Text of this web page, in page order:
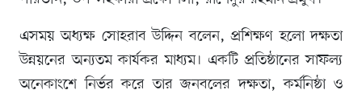
এসময় অধ্যক্ষ সোহরাব উদ্দিন বলেন, প্রশিক্ষণ হলো দক্ষতা
উন্নয়নের অন্যতম কার্যকর মাধ্যম। একটি প্রতিষ্ঠানের সাফল্য
অনেকাংশে নির্ভর করে তার জনবলের দক্ষতা, কর্মনিষ্ঠা ও